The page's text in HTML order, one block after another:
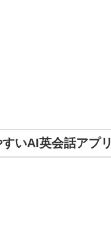
いAI英会話アプリ